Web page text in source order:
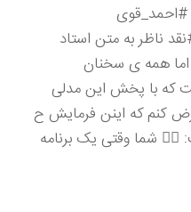
#جلسه_۳۶۵ #نقد ناظر به متن استاد
اما همه ی سخنان
که با پخش این مدلی
کنم که اینن فرمایش ح
قنبریان هم قابل پذیرش نیست: ۲️⃣ شما وقتی یک برنامه